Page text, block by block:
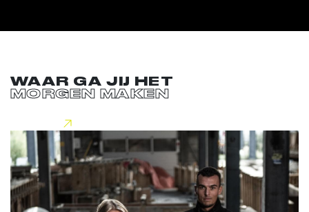
WAAR GA JIJ HET
MORGEN MAKEN